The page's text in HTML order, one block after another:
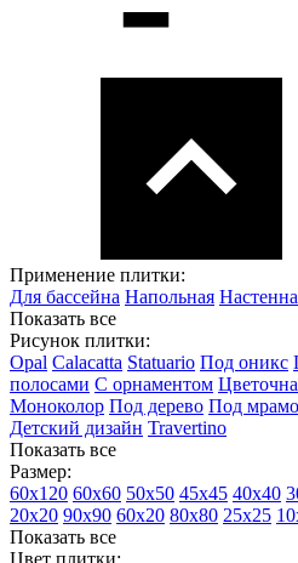
Применение плитки:
Для бассейна Напольная
Показать все
Рисунок плитки:
Opal Calacatta Statuario Под оникс
полосами С орнаментом
Моноколор Под дерево Под
Детский дизайн Travertino
Показать все
Размер:
60х120 60х60 50х50 45х45 40х40
20х20 90х90 60х20 80х80 25x25
Показать все
Цвет плитки: